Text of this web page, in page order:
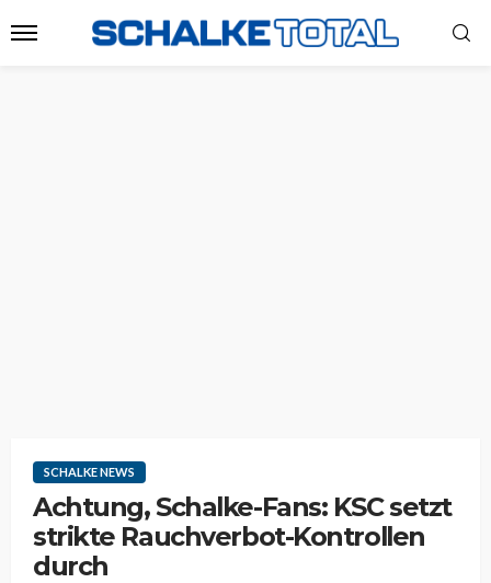
SCHALKE NEWS
Achtung, Schalke-Fans: KSC setzt
strikte Rauchverbot-Kontrollen
durch